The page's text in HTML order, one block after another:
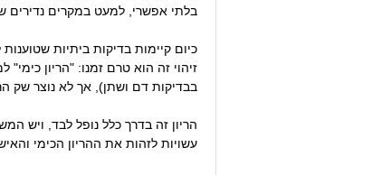
בלתי אפשרי, למעט במקרים נדירים
כיום קיימות בדיקות ביתיות
בבדיקות דם ושתן), אך לא נוצר שק
עשויות לזהות את ההריון הכימי